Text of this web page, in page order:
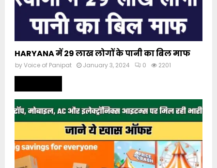
HARYANA में 29 लाख लोगों के पानी का बिल माफ
byVoice of Panipat January 3, 2024 0 2201